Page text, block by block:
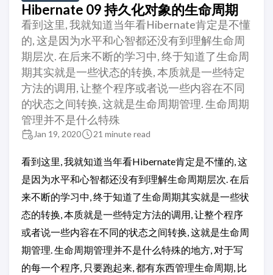
Hibernate 09 持久化对象的生命周期
看到这里, 我就知道当年看Hibernate肯定是不懂
的, 这是因为水平和心智都还没有到理解生命周
期层次. 在后来不断的学习中, 终于知道了生命周
期其实就是一些状态的转换, 本质就是一些特定
方法的调用, 让整个程序或者说一些内容在不同
的状态之间转换, 这就是生命周期管理. 生命周期
管理并不是什么特殊
Jan 19, 2020 21 minute read
看到这里, 我就知道当年看Hibernate肯定是不懂的, 这
是因为水平和心智都还没有到理解生命周期层次. 在后
来不断的学习中, 终于知道了生命周期其实就是一些状
态的转换, 本质就是一些特定方法的调用, 让整个程序
或者说一些内容在不同的状态之间转换, 这就是生命周
期管理. 生命周期管理并不是什么特殊的地方, 对于写
的每一个程序, 只要跑起来, 都有东西管理生命周期, 比